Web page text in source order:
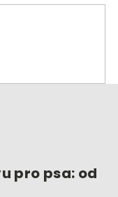
pro psa: od